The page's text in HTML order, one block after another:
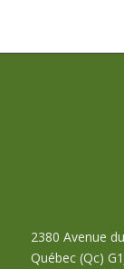
2380 Avenue
Québec (Qc)